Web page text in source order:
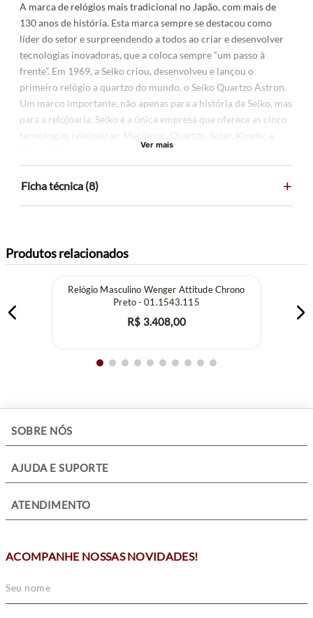
A marca de relógios mais tradicional no Japão, com mais de
130 anos de história. Esta marca sempre se destacou como
líder do setor e surpreendendo a todos ao criar e desenvolver
tecnologias inovadoras, que a coloca sempre “um passo à
frente”. Em 1969, a Seiko criou, desenvolveu e lançou o
primeiro relógio a quartzo do mundo, o Seiko Quartzo Astron.
Um marco importante, não apenas para a história da Seiko, mas
para a relojoaria. Seiko é a única empresa que oferece as cinco
tecnologias relojoeiras: Mecânico, Quartzo, Solar, Kinetic e
ESPECIFICAÇÕES DO PRODUTO
PESO APROXIMADO: 105 gramas
MOSTRADOR: Azul
TAMANHO CAIXA: 37 mm (SEM COROA) / 38 mm (COM
MOVIMENTO: Automático Seiko Caliber 7S26
FUNÇÃO: Calendário dia do mês e semana
Ver mais
Ficha técnica (8) +
Produtos relacionados
Relógio Masculino Wenger Attitude Chrono
Preto - 01.1543.115
R$ 3.408,00
SOBRE NÓS
AJUDA E SUPORTE
ATENDIMENTO
ACOMPANHE NOSSAS NOVIDADES!